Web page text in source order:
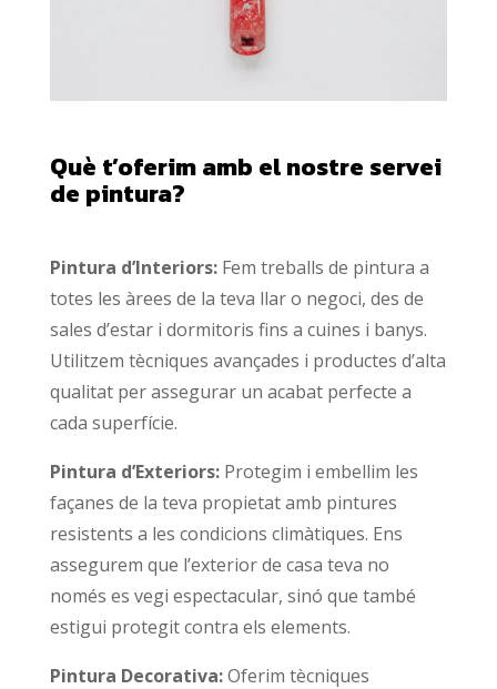
Què t’oferim amb el nostre servei
de pintura?
Pintura d’Interiors:Fem treballs de pintura a
totes les àrees de la teva llar o negoci, des de
sales d’estar i dormitoris fins a cuines i banys.
Utilitzem tècniques avançades i productes d’alta
qualitat per assegurar un acabat perfecte a
cada superfície.
Pintura d’Exteriors:Protegim i embellim les
façanes de la teva propietat amb pintures
resistents a les condicions climàtiques. Ens
assegurem que l’exterior de casa teva no
només es vegi espectacular, sinó que també
estigui protegit contra els elements.
Pintura Decorativa:Oferim tècniques